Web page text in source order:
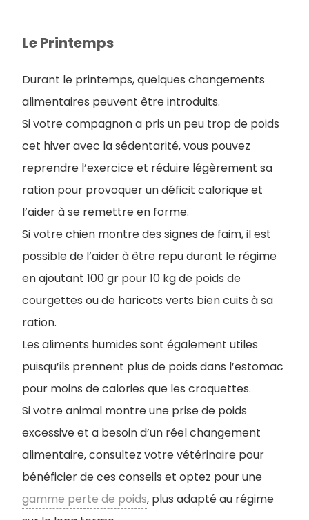
Le Printemps
Durant le printemps, quelques changements
alimentaires peuvent être introduits.
Si votre compagnon a pris un peu trop de poids
cet hiver avec la sédentarité, vous pouvez
reprendre l’exercice et réduire légèrement sa
ration pour provoquer un déficit calorique et
l’aider à se remettre en forme.
Si votre chien montre des signes de faim, il est
possible de l’aider à être repu durant le régime
en ajoutant 100 gr pour 10 kg de poids de
courgettes ou de haricots verts bien cuits à sa
ration.
Les aliments humides sont également utiles
puisqu’ils prennent plus de poids dans l’estomac
pour moins de calories que les croquettes.
Si votre animal montre une prise de poids
excessive et a besoin d’un réel changement
alimentaire, consultez votre vétérinaire pour
bénéficier de ces conseils et optez pour une
gamme perte de poids, plus adapté au régime